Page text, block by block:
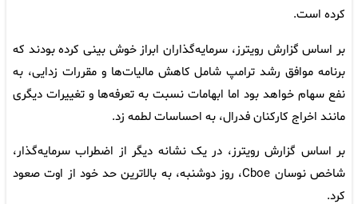
کرده است.
بر اساس گزارش رویترز، سرمایه‌گذاران ابراز خوش بینی کرده بودند که
برنامه موافق رشد ترامپ شامل کاهش مالیات‌ها و مقررات زدایی، به
نفع سهام خواهد بود اما ابهامات نسبت به تعرفه‌ها و تغییرات دیگری
مانند اخراج کارکنان فدرال، به احساسات لطمه زد.
بر اساس گزارش رویترز، در یک نشانه دیگر از اضطراب سرمایه‌گذار،
شاخص نوسان Cboe، روز دوشنبه، به بالاترین حد خود از اوت صعود
کرد.